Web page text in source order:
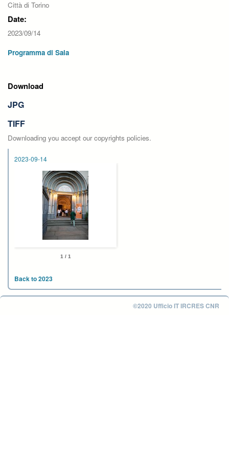
Città di Torino
Date:
2023/09/14
Programma di Sala
Download
JPG
TIFF
Downloading you accept our copyrights policies.
2023-09-14
1 / 1
Back to 2023
©2020 Ufficio IT IRCRES CNR